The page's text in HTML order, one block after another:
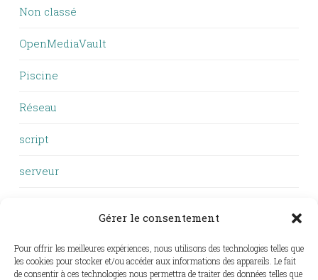
Gérer le consentement
Pour offrir les meilleures expériences, nous utilisons des technologies telles que
les cookies pour stocker et/ou accéder aux informations des appareils. Le fait
de consentir à ces technologies nous permettra de traiter des données telles que
Non classé
OpenMediaVault
Piscine
Réseau
script
serveur
WSL